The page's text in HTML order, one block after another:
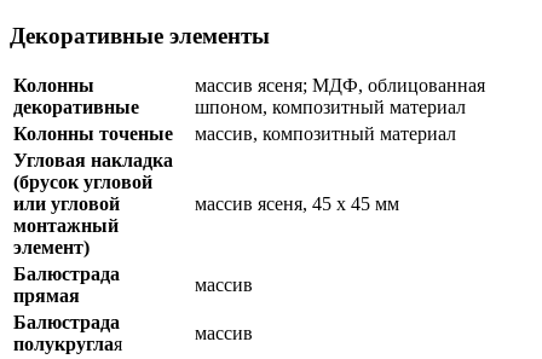
Декоративные элементы
Колонны
декоративные
массив ясеня; МДФ, облицованная
шпоном, композитный материал
Колонны точеные
массив, композитный материал
Угловая накладка
(брусок угловой
или угловой
монтажный
элемент)
массив ясеня, 45 х 45 мм
Балюстрада
прямая
массив
Балюстрада
полукруглая
массив